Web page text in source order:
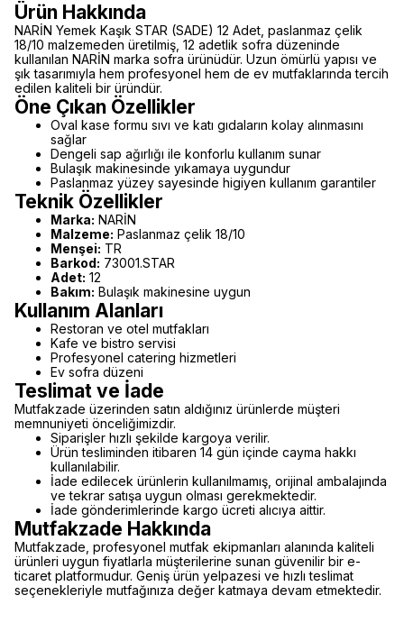
Ürün Hakkında
NARİN Yemek Kaşık STAR (SADE) 12 Adet, paslanmaz çelik
18/10 malzemeden üretilmiş, 12 adetlik sofra düzeninde
kullanılan NARİN marka sofra ürünüdür. Uzun ömürlü yapısı ve
şık tasarımıyla hem profesyonel hem de ev mutfaklarında tercih
edilen kaliteli bir üründür.
Öne Çıkan Özellikler
Oval kase formu sıvı ve katı gıdaların kolay alınmasını
sağlar
Dengeli sap ağırlığı ile konforlu kullanım sunar
Bulaşık makinesinde yıkamaya uygundur
Paslanmaz yüzey sayesinde higiyen kullanım garantiler
Teknik Özellikler
Marka: NARİN
Malzeme: Paslanmaz çelik 18/10
Menşei: TR
Barkod: 73001.STAR
Adet: 12
Bakım: Bulaşık makinesine uygun
Kullanım Alanları
Restoran ve otel mutfakları
Kafe ve bistro servisi
Profesyonel catering hizmetleri
Ev sofra düzeni
Teslimat ve İade
Mutfakzade üzerinden satın aldığınız ürünlerde müşteri
memnuniyeti önceliğimizdir.
Siparişler hızlı şekilde kargoya verilir.
Ürün tesliminden itibaren 14 gün içinde cayma hakkı
kullanılabilir.
İade edilecek ürünlerin kullanılmamış, orijinal ambalajında
ve tekrar satışa uygun olması gerekmektedir.
İade gönderimlerinde kargo ücreti alıcıya aittir.
Mutfakzade Hakkında
Mutfakzade, profesyonel mutfak ekipmanları alanında kaliteli
ürünleri uygun fiyatlarla müşterilerine sunan güvenilir bir e-
ticaret platformudur. Geniş ürün yelpazesi ve hızlı teslimat
seçenekleriyle mutfağınıza değer katmaya devam etmektedir.